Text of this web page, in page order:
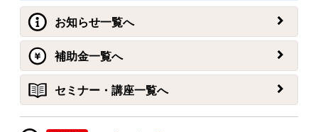
お知らせ一覧へ
補助金一覧へ
セミナー・講座一覧へ